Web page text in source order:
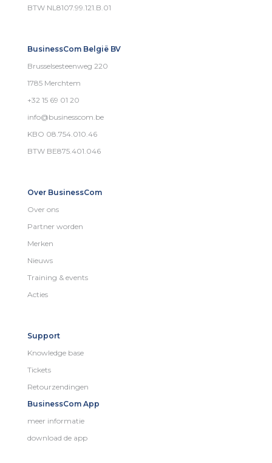
BTW NL8107.99.121.B.01
BusinessCom België BV
Brusselsesteenweg 220
1785 Merchtem
+32 15 69 01 20
info@businesscom.be
KBO 08.754.010.46
BTW BE875.401.046
Over BusinessCom
Over ons
Partner worden
Merken
Nieuws
Training & events
Acties
Support
Knowledge base
Tickets
Retourzendingen
BusinessCom App
meer informatie
download de app